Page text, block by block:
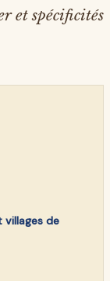
et spécificités
villages de